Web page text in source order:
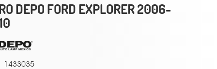
DEPO FORD EXPLORER 2006-
1433035